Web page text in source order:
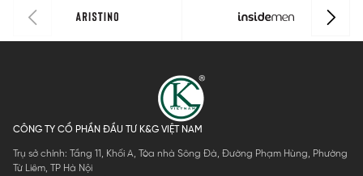
CÔNG TY CỔ PHẦN ĐẦU TƯ K&G VIỆT NAM
Trụ sở chính: Tầng 11, Khối A, Tòa nhà Sông Đà, Đường Phạm Hùng, Phường
Từ Liêm, TP Hà Nội